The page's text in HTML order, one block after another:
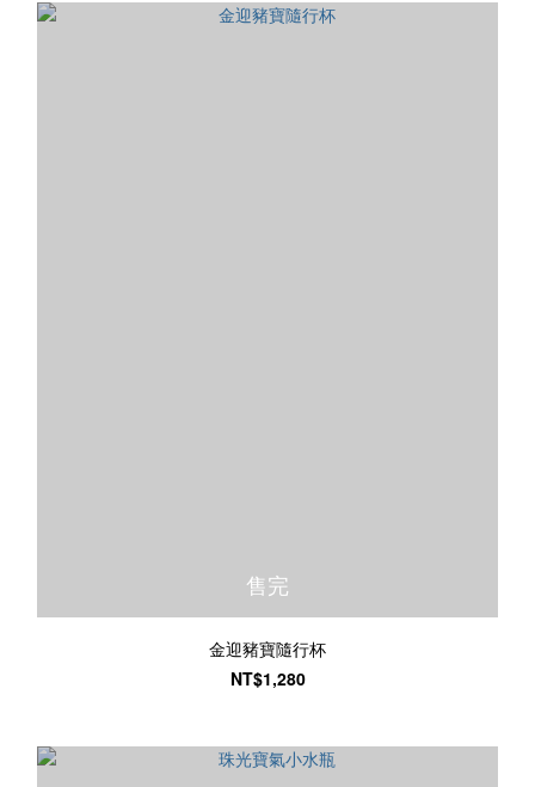
售完
金迎豬寶隨行杯
NT$1,280